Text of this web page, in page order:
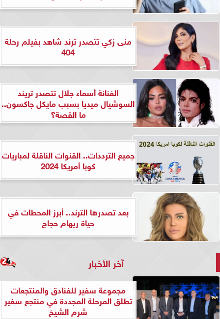
منى زكي تتصدر ترند شاهد بفيلم رحلة
404
الفنانة أسماء جلال تتصدر تريند
السوشيال ميديا بسبب مايكل جاكسون..
ما القصة؟
جميع الترددات.. القنوات الناقلة لمباريات
كوبا أمريكا 2024
بعد تصدرها الترند.. أبرز المحطات في
حياة ريهام حجاج
آخر الأخبار
مجموعة سفير للفنادق والمنتجعات
تطلق المرحلة المجددة في منتجع سفير
شرم الشيخ